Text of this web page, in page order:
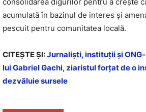
acumulată în bazinul de interes și
pescuit pentru comunitatea locală.
CITEŞTE ŞI:Jurnaliști, instituții și
lui Gabriel Gachi, ziaristul forţat de o
dezvăluie sursele